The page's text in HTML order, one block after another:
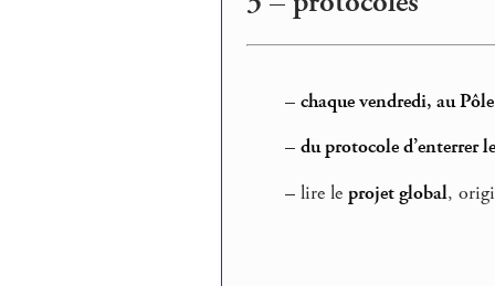
– chaque vendredi, au
– du protocole d’enterrer
– lire le projet global,